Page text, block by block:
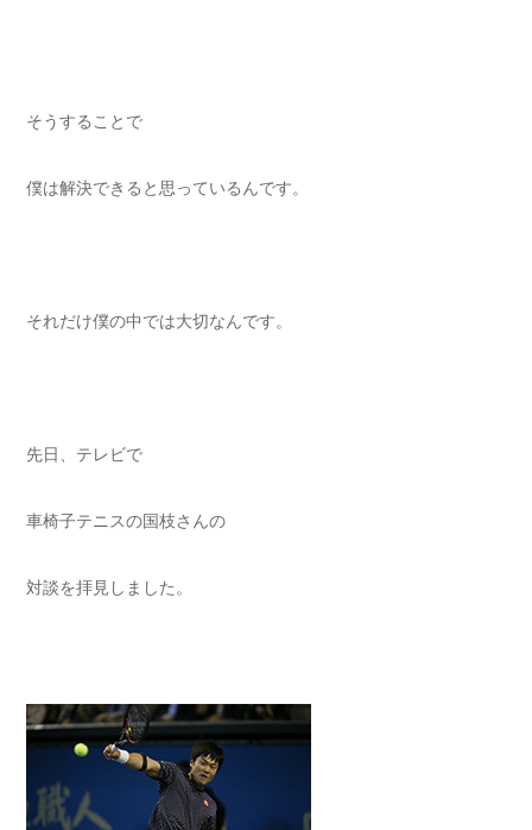
そうすることで
僕は解決できると思っているんです。
それだけ僕の中では大切なんです。
先日、テレビで
車椅子テニスの国枝さんの
対談を拝見しました。